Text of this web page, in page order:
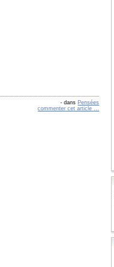
- dans Pensées
commenter cet article